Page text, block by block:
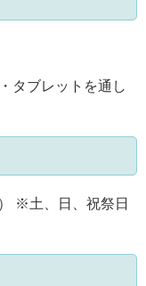
タブレットを通し
※土、日、祝祭日